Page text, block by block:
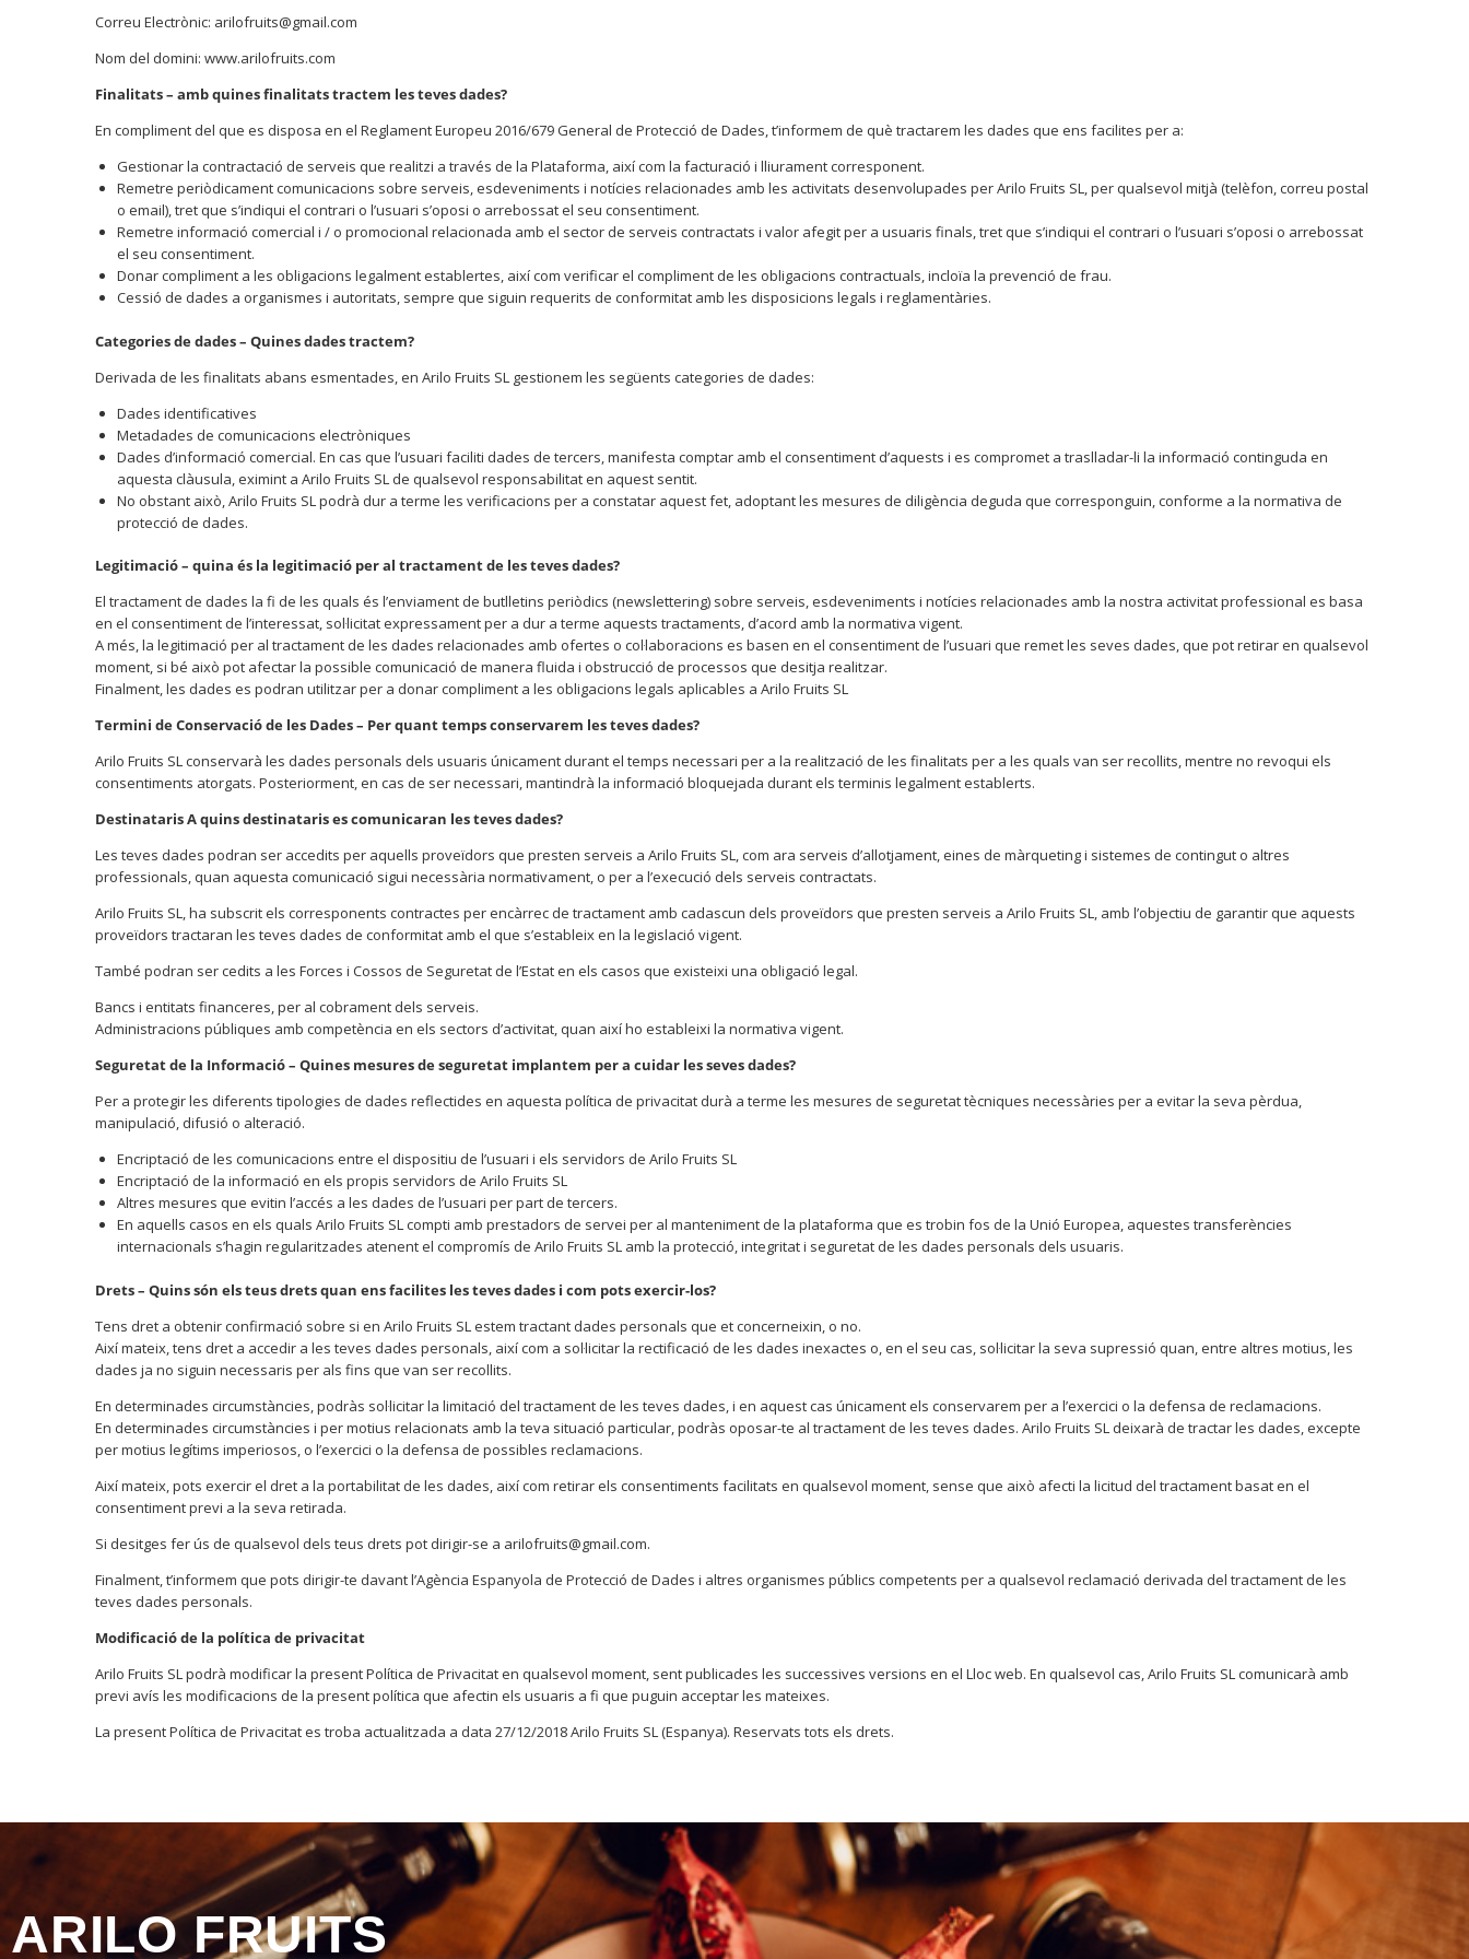
Correu Electrònic: arilofruits@gmail.com
Nom del domini: www.arilofruits.com
Finalitats – amb quines finalitats tractem les teves dades?
En compliment del que es disposa en el Reglament Europeu 2016/679 General de Protecció de Dades, t’informem de què tractarem les dades que ens facilites per a:
Gestionar la contractació de serveis que realitzi a través de la Plataforma, així com la facturació i lliurament corresponent.
Remetre periòdicament comunicacions sobre serveis, esdeveniments i notícies relacionades amb les activitats desenvolupades per Arilo Fruits SL, per qualsevol mitjà (telèfon, correu postal
o email), tret que s’indiqui el contrari o l’usuari s’oposi o arrebossat el seu consentiment.
Remetre informació comercial i / o promocional relacionada amb el sector de serveis contractats i valor afegit per a usuaris finals, tret que s’indiqui el contrari o l’usuari s’oposi o arrebossat
el seu consentiment.
Donar compliment a les obligacions legalment establertes, així com verificar el compliment de les obligacions contractuals, incloïa la prevenció de frau.
Cessió de dades a organismes i autoritats, sempre que siguin requerits de conformitat amb les disposicions legals i reglamentàries.
Categories de dades – Quines dades tractem?
Derivada de les finalitats abans esmentades, en Arilo Fruits SL gestionem les següents categories de dades:
Dades identificatives
Metadades de comunicacions electròniques
Dades d’informació comercial. En cas que l’usuari faciliti dades de tercers, manifesta comptar amb el consentiment d’aquests i es compromet a traslladar-li la informació continguda en
aquesta clàusula, eximint a Arilo Fruits SL de qualsevol responsabilitat en aquest sentit.
No obstant això, Arilo Fruits SL podrà dur a terme les verificacions per a constatar aquest fet, adoptant les mesures de diligència deguda que corresponguin, conforme a la normativa de
protecció de dades.
Legitimació – quina és la legitimació per al tractament de les teves dades?
El tractament de dades la fi de les quals és l’enviament de butlletins periòdics (newslettering) sobre serveis, esdeveniments i notícies relacionades amb la nostra activitat professional es basa
en el consentiment de l’interessat, sol·licitat expressament per a dur a terme aquests tractaments, d’acord amb la normativa vigent.
A més, la legitimació per al tractament de les dades relacionades amb ofertes o col·laboracions es basen en el consentiment de l’usuari que remet les seves dades, que pot retirar en qualsevol
moment, si bé això pot afectar la possible comunicació de manera fluida i obstrucció de processos que desitja realitzar.
Finalment, les dades es podran utilitzar per a donar compliment a les obligacions legals aplicables a Arilo Fruits SL
Termini de Conservació de les Dades – Per quant temps conservarem les teves dades?
Arilo Fruits SL conservarà les dades personals dels usuaris únicament durant el temps necessari per a la realització de les finalitats per a les quals van ser recollits, mentre no revoqui els
consentiments atorgats. Posteriorment, en cas de ser necessari, mantindrà la informació bloquejada durant els terminis legalment establerts.
Destinataris A quins destinataris es comunicaran les teves dades?
Les teves dades podran ser accedits per aquells proveïdors que presten serveis a Arilo Fruits SL, com ara serveis d’allotjament, eines de màrqueting i sistemes de contingut o altres
professionals, quan aquesta comunicació sigui necessària normativament, o per a l’execució dels serveis contractats.
Arilo Fruits SL, ha subscrit els corresponents contractes per encàrrec de tractament amb cadascun dels proveïdors que presten serveis a Arilo Fruits SL, amb l’objectiu de garantir que aquests
proveïdors tractaran les teves dades de conformitat amb el que s’estableix en la legislació vigent.
També podran ser cedits a les Forces i Cossos de Seguretat de l’Estat en els casos que existeixi una obligació legal.
Bancs i entitats financeres, per al cobrament dels serveis.
Administracions públiques amb competència en els sectors d’activitat, quan així ho estableixi la normativa vigent.
Seguretat de la Informació – Quines mesures de seguretat implantem per a cuidar les seves dades?
Per a protegir les diferents tipologies de dades reflectides en aquesta política de privacitat durà a terme les mesures de seguretat tècniques necessàries per a evitar la seva pèrdua,
manipulació, difusió o alteració.
Encriptació de les comunicacions entre el dispositiu de l’usuari i els servidors de Arilo Fruits SL
Encriptació de la informació en els propis servidors de Arilo Fruits SL
Altres mesures que evitin l’accés a les dades de l’usuari per part de tercers.
En aquells casos en els quals Arilo Fruits SL compti amb prestadors de servei per al manteniment de la plataforma que es trobin fos de la Unió Europea, aquestes transferències
internacionals s’hagin regularitzades atenent el compromís de Arilo Fruits SL amb la protecció, integritat i seguretat de les dades personals dels usuaris.
Drets – Quins són els teus drets quan ens facilites les teves dades i com pots exercir-los?
Tens dret a obtenir confirmació sobre si en Arilo Fruits SL estem tractant dades personals que et concerneixin, o no.
Així mateix, tens dret a accedir a les teves dades personals, així com a sol·licitar la rectificació de les dades inexactes o, en el seu cas, sol·licitar la seva supressió quan, entre altres motius, les
dades ja no siguin necessaris per als fins que van ser recollits.
En determinades circumstàncies, podràs sol·licitar la limitació del tractament de les teves dades, i en aquest cas únicament els conservarem per a l’exercici o la defensa de reclamacions.
En determinades circumstàncies i per motius relacionats amb la teva situació particular, podràs oposar-te al tractament de les teves dades. Arilo Fruits SL deixarà de tractar les dades, excepte
per motius legítims imperiosos, o l’exercici o la defensa de possibles reclamacions.
Així mateix, pots exercir el dret a la portabilitat de les dades, així com retirar els consentiments facilitats en qualsevol moment, sense que això afecti la licitud del tractament basat en el
consentiment previ a la seva retirada.
Si desitges fer ús de qualsevol dels teus drets pot dirigir-se a arilofruits@gmail.com.
Finalment, t’informem que pots dirigir-te davant l’Agència Espanyola de Protecció de Dades i altres organismes públics competents per a qualsevol reclamació derivada del tractament de les
teves dades personals.
Modificació de la política de privacitat
Arilo Fruits SL podrà modificar la present Política de Privacitat en qualsevol moment, sent publicades les successives versions en el Lloc web. En qualsevol cas, Arilo Fruits SL comunicarà amb
previ avís les modificacions de la present política que afectin els usuaris a fi que puguin acceptar les mateixes.
La present Política de Privacitat es troba actualitzada a data 27/12/2018 Arilo Fruits SL (Espanya). Reservats tots els drets.
ARILO FRUITS